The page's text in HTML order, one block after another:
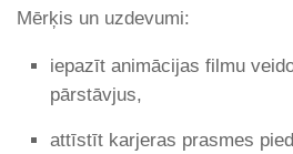
Mērķis un uzdevumi:
iepazīt animācijas filmu
pārstāvjus,
attīstīt karjeras prasmes